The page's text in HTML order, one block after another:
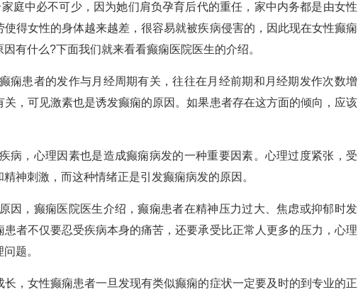
庭中必不可少，因为她们肩负孕育后代的重任，家中内务都是由女性
得女性的身体越来越差，很容易就被疾病侵害的，因此现在女性癫痫
有什么?下面我们就来看看癫痫医院医生的介绍。
痫患者的发作与月经周期有关，往往在月经前期和月经期发作次数增
，可见激素也是诱发癫痫的原因。如果患者存在这方面的倾向，应该
病，心理因素也是造成癫痫病发的一种重要因素。心理过度紧张，受
神刺激，而这种情绪正是引发癫痫病发的原因。
因，癫痫医院医生介绍，癫痫患者在精神压力过大、焦虑或抑郁时发
者不仅要忍受疾病本身的痛苦，还要承受比正常人更多的压力，心理
题。
，女性癫痫患者一旦发现有类似癫痫的症状一定要及时的到专业的正